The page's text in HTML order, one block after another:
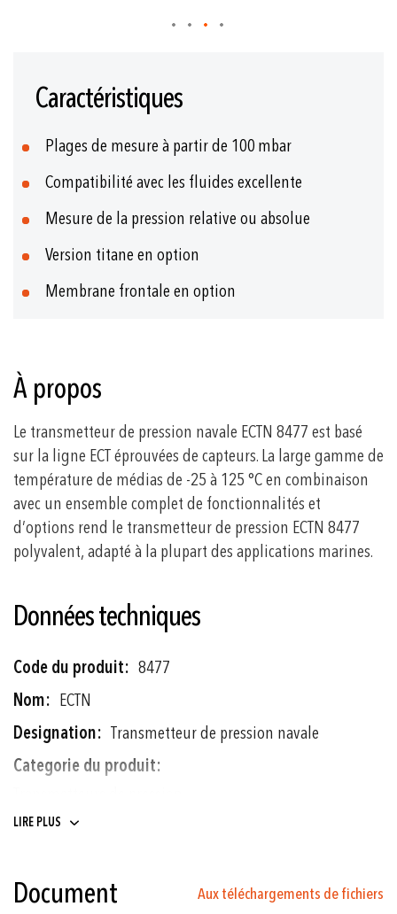
beginning
the
gallery
Caractéristiques
Plages de mesure à partir de 100 mbar
Compatibilité avec les fluides excellente
Mesure de la pression relative ou absolue
Version titane en option
Membrane frontale en option
À propos
Le transmetteur de pression navale ECTN 8477 est basé
sur la ligne ECT éprouvées de capteurs. La large gamme de
température de médias de -25 à 125 °C en combinaison
avec un ensemble complet de fonctionnalités et
d’options rend le transmetteur de pression ECTN 8477
polyvalent, adapté à la plupart des applications marines.
Données techniques
Plus
d'informations
8477
ECTN
Transmetteur de pression navale
Film épais sur céramique
LIRE PLUS
Document Aux téléchargements de fichiers